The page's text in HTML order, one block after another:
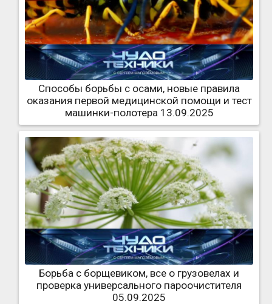
Способы борьбы с осами, новые правила
оказания первой медицинской помощи и тест
машинки-полотера 13.09.2025
Борьба с борщевиком, все о грузовелах и
проверка универсального пароочистителя
05.09.2025